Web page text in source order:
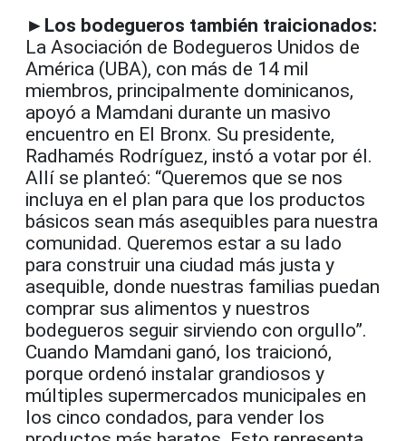
►Los bodegueros también traicionados:
La Asociación de Bodegueros Unidos de
América (UBA), con más de 14 mil
miembros, principalmente dominicanos,
apoyó a Mamdani durante un masivo
encuentro en El Bronx. Su presidente,
Radhamés Rodríguez, instó a votar por él.
Allí se planteó: “Queremos que se nos
incluya en el plan para que los productos
básicos sean más asequibles para nuestra
comunidad. Queremos estar a su lado
para construir una ciudad más justa y
asequible, donde nuestras familias puedan
comprar sus alimentos y nuestros
bodegueros seguir sirviendo con orgullo”.
Cuando Mamdani ganó, los traicionó,
porque ordenó instalar grandiosos y
múltiples supermercados municipales en
los cinco condados, para vender los